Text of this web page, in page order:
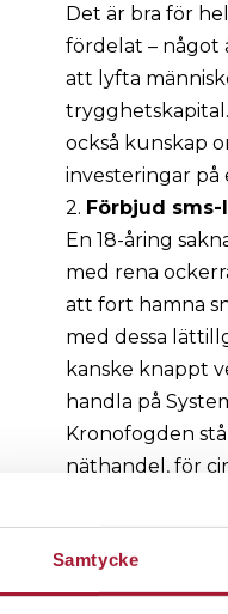
Samtycke
Det är bra för
fördelat – något
att lyfta
också kunskap
investeringar
2. Förbjud
En 18-åring
med rena
att fort hamna
med dessa
kanske knappt
handla på
Kronofogden
näthandel, för
Om så inte sker
snabblån till